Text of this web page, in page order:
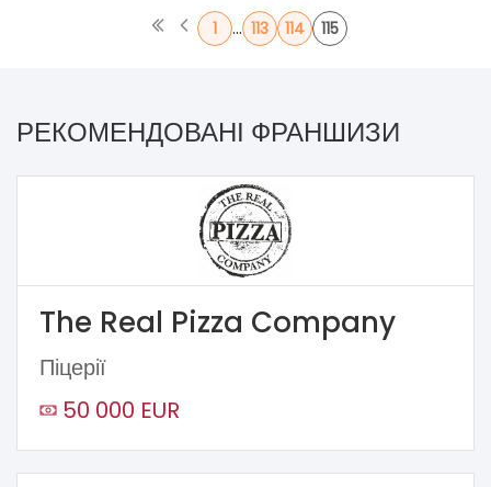
1 ... 113 114 115
РЕКОМЕНДОВАНІ ФРАНШИЗИ
The Real Pizza Company
Піцерії
50 000 EUR